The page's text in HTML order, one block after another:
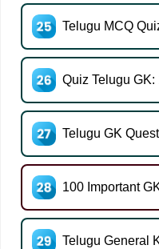
Telugu MCQ
Quiz Telugu
Telugu GK
100 Important
Telugu General